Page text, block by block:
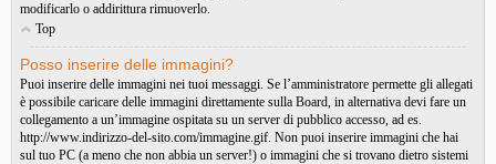
modificarlo o addirittura rimuoverlo.
Top
Posso inserire delle immagini?
Puoi inserire delle immagini nei tuoi messaggi. Se l’amministratore permette gli allegati
è possibile caricare delle immagini direttamente sulla Board, in alternativa devi fare un
collegamento a un’immagine ospitata su un server di pubblico accesso, ad es.
http://www.indirizzo-del-sito.com/immagine.gif. Non puoi inserire immagini che hai
sul tuo PC (a meno che non abbia un server!) o immagini che si trovano dietro sistemi